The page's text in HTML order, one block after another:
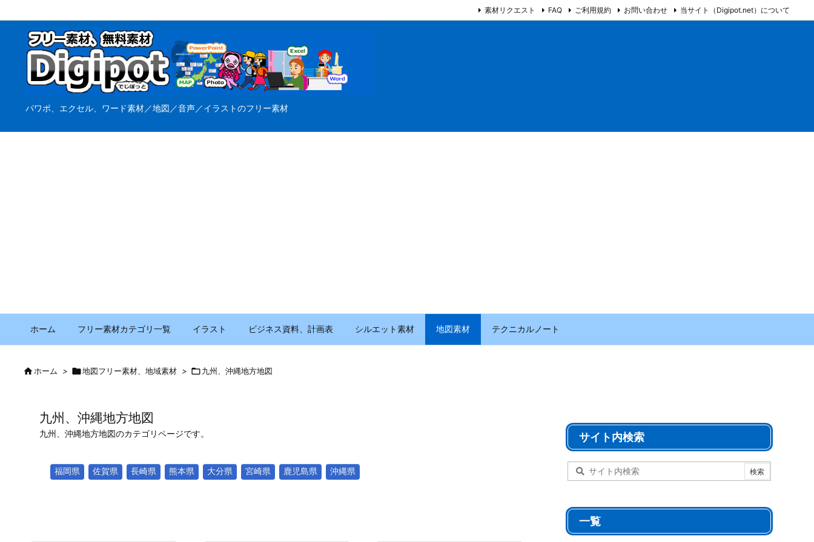
パワポ、エクセル、ワード素材／地図／音声／イラストのフリー素材
ホーム フリー素材カテゴリ一覧 イラスト ビジネス資料、計画表 シルエット素材 地図素材 テクニカルノート
素材リクエスト FAQ ご利用規約 お問い合わせ 当サイト（Digipot.net）について
ホーム > 地図フリー素材、地域素材 > 九州、沖縄地方地図
九州、沖縄地方地図
九州、沖縄地方地図のカテゴリページです。
福岡県 佐賀県 長崎県 熊本県 大分県 宮崎県 鹿児島県 沖縄県
サイト内検索
一覧